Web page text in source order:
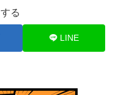
る
LINE